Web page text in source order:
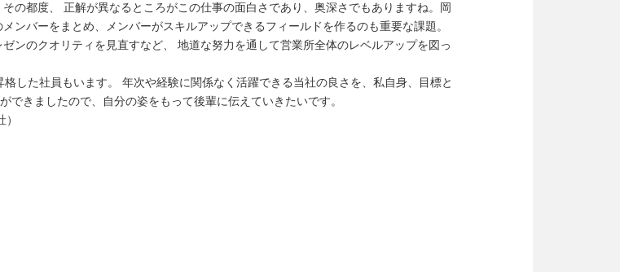
の都度、 正解が異なるところがこの仕事の面白さであり、奥深さでもありますね。岡
ンバーをまとめ、メンバーがスキルアップできるフィールドを作るのも重要な課題。
ンのクオリティを見直すなど、 地道な努力を通して営業所全体のレベルアップを図っ
した社員もいます。 年次や経験に関係なく活躍できる当社の良さを、私自身、目標と
できましたので、自分の姿をもって後輩に伝えていきたいです。